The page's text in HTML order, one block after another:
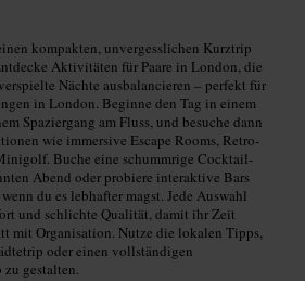
kompakten, unvergesslichen Kurztrip
Aktivitäten für Paare in London, die
Nächte ausbalancieren – perfekt für
in London. Beginne den Tag in einem
Spaziergang am Fluss, und besuche dann
wie immersive Escape Rooms, Retro-
Buche eine schummrige Cocktail-
Abend oder probiere interaktive Bars
du es lebhafter magst. Jede Auswahl
und schlichte Qualität, damit ihr Zeit
mit Organisation. Nutze die lokalen Tipps,
oder einen vollständigen
gestalten.